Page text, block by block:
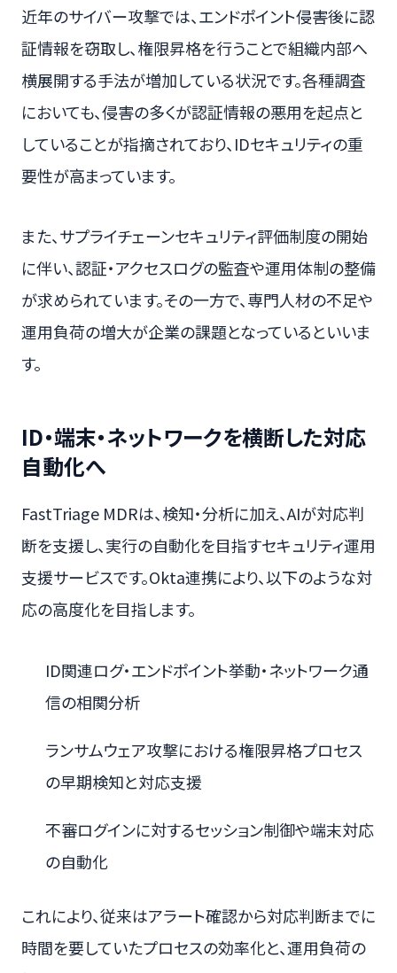
近年のサイバー攻撃では、エンドポイント侵害後に認
証情報を窃取し、権限昇格を行うことで組織内部へ
横展開する手法が増加している状況です。各種調査
においても、侵害の多くが認証情報の悪用を起点と
していることが指摘されており、IDセキュリティの重
要性が高まっています。
また、サプライチェーンセキュリティ評価制度の開始
に伴い、認証・アクセスログの監査や運用体制の整備
が求められています。その一方で、専門人材の不足や
運用負荷の増大が企業の課題となっているといいま
す。
ID・端末・ネットワークを横断した対応
自動化へ
FastTriage MDRは、検知・分析に加え、AIが対応判
断を支援し、実行の自動化を目指すセキュリティ運用
支援サービスです。Okta連携により、以下のような対
応の高度化を目指します。
ID関連ログ・エンドポイント挙動・ネットワーク通
信の相関分析
ランサムウェア攻撃における権限昇格プロセス
の早期検知と対応支援
不審ログインに対するセッション制御や端末対応
の自動化
これにより、従来はアラート確認から対応判断までに
時間を要していたプロセスの効率化と、運用負荷の